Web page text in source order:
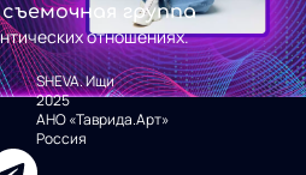
группа
отношениях.
SHEVA. Ищи
2025
АНО «Таврида.Арт»
Россия